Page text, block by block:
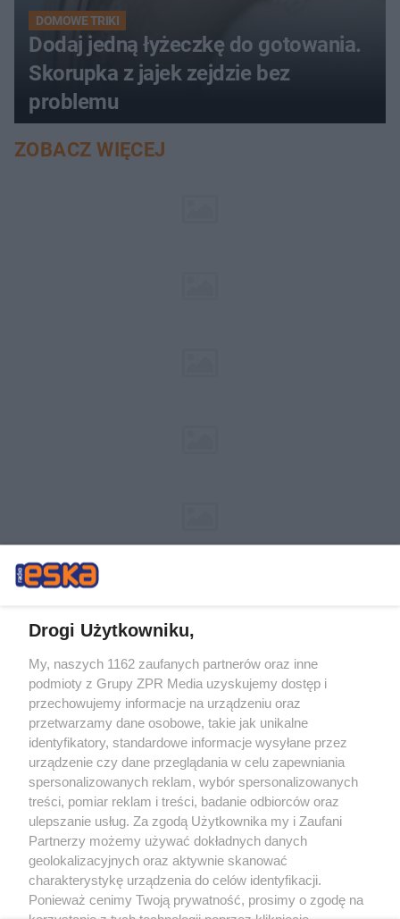
DOMOWE TRIKI
Dodaj jedną łyżeczkę do gotowania.
Skorupka z jajek zejdzie bez
problemu
ZOBACZ WIĘCEJ
Żaden utwór zamieszczony w serwisie nie może być powielany i
rozpowszechniany lub dalej rozpowszechniany w jakikolwiek sposób (w
tym także elektroniczny lub mechaniczny) na jakimkolwiek polu
eksploatacji w jakiejkolwiek formie, włącznie z umieszczaniem w Internecie
bez pisemnej zgody właściciela praw. Jakiekolwiek użycie lub
wykorzystanie utworów w całości lub w części z naruszeniem prawa, tzn.
bez właściwej zgody, jest zabronione pod groźbą kary i może być ścigane
prawnie.
O nas
Drogi Użytkowniku,
My, naszych 1162 zaufanych partnerów oraz inne
podmioty z Grupy ZPR Media uzyskujemy dostęp i
przechowujemy informacje na urządzeniu oraz
przetwarzamy dane osobowe, takie jak unikalne
identyfikatory, standardowe informacje wysyłane przez
urządzenie czy dane przeglądania w celu zapewniania
spersonalizowanych reklam, wybór spersonalizowanych
treści, pomiar reklam i treści, badanie odbiorców oraz
ulepszanie usług. Za zgodą Użytkownika my i Zaufani
Partnerzy możemy używać dokładnych danych
geolokalizacyjnych oraz aktywnie skanować
charakterystykę urządzenia do celów identyfikacji.
Ponieważ cenimy Twoją prywatność, prosimy o zgodę na